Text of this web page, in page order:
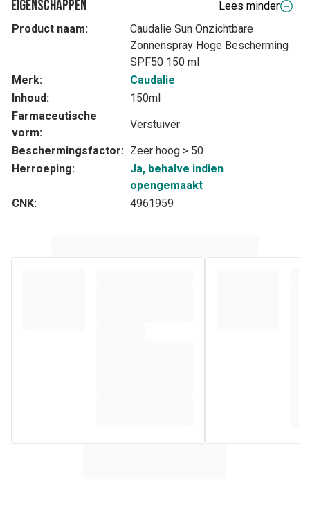
Eigenschappen
Lees minder
Product naam:
Caudalie Sun Onzichtbare
Zonnenspray Hoge Bescherming
SPF50 150 ml
Merk:
Caudalie
Inhoud:
150ml
Farmaceutische
vorm:
Verstuiver
Beschermingsfactor: Zeer hoog > 50
Herroeping:
Ja, behalve indien
opengemaakt
CNK:
4961959